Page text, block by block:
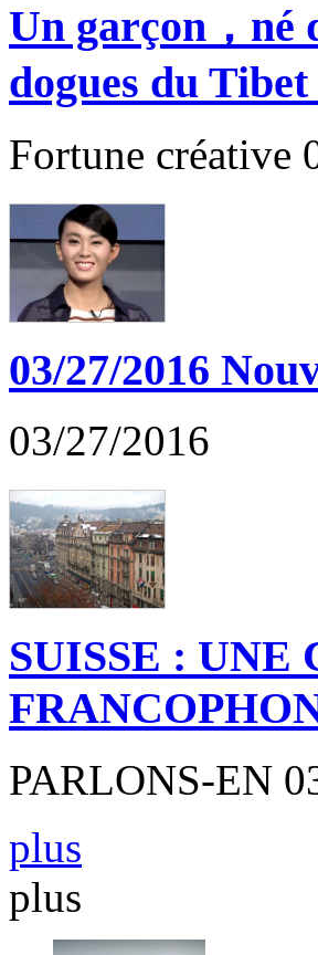
Un garçon，né
dogues du
Fortune créative
03/27/2016
03/27/2016
SUISSE :
PARLONS-EN
plus
plus